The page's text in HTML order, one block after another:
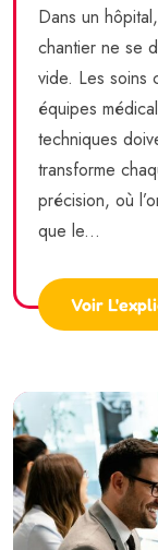
Dans un
chantier ne se
vide. Les soins
équipes
techniques
transforme
précision, où
que le...
Voir